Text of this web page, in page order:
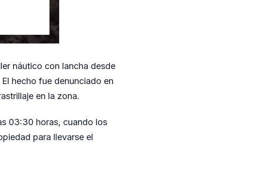
náutico con lancha desde
hecho fue denunciado en
en la zona.
03:30 horas, cuando los
para llevarse el